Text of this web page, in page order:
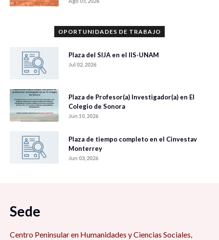
OPORTUNIDADES DE TRABAJO
Plaza del SIJA en el IIS-UNAM
Jul 02, 2026
Plaza de Profesor(a) Investigador(a) en El
Colegio de Sonora
Jun 10, 2026
Plaza de tiempo completo en el Cinvestav
Monterrey
Jun 03, 2026
Sede
Centro Peninsular en Humanidades y Ciencias Sociales,